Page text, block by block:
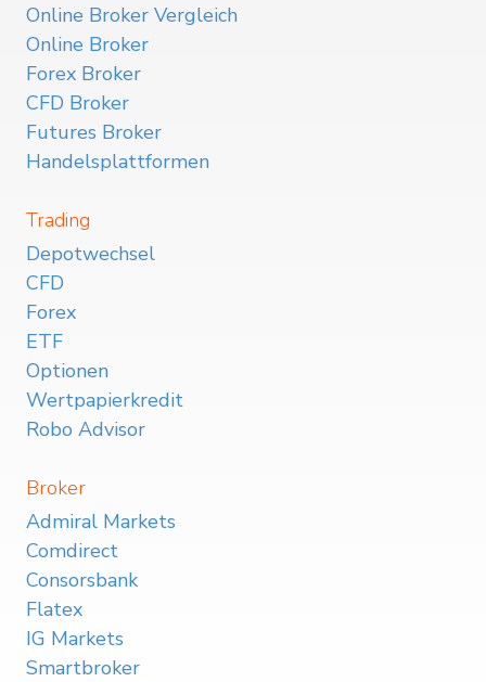
Online Broker Vergleich
Online Broker
Forex Broker
CFD Broker
Futures Broker
Handelsplattformen
Trading
Depotwechsel
CFD
Forex
ETF
Optionen
Wertpapierkredit
Robo Advisor
Broker
Admiral Markets
Comdirect
Consorsbank
Flatex
IG Markets
Smartbroker